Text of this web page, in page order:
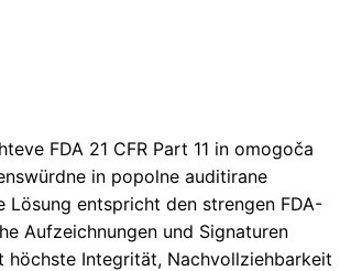
FDA 21 CFR Part 11 in omogoča
in popolne auditirane
Lösung entspricht den strengen FDA-
Aufzeichnungen und Signaturen
höchste Integrität, Nachvollziehbarkeit